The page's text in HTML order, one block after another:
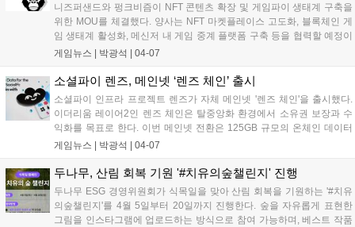
니즈퍼샌드와 펑크비즘이 NFT 콘텐츠 확장 및 게임파이 생태계 구축을
위한 MOU를 체결했다. 양사는 NFT 마켓플레이스 고도화, 블록체인 게
임 생태계 활성화, 메신저 내 게임 중계 플랫폼 구축 등을 협력할 예정이
다. 펑크비즘은 새로운 NFT 프로젝트 '펑키 소사이어티'를 출시하여 K-
용한 T2E 게임 '토마콩즈'를 론칭했다....
게임뉴스 | 박광석 | 04-07
소셜파이 렌즈, 메인넷 ‘렌즈 체인’ 출시
소셜파이 인프라 프로젝트 렌즈가 자체 메인넷 '렌즈 체인'을 출시했다.
이더리움 레이어2인 렌즈 체인은 탈중앙화 환경에서 소유권 보장과 수
익화를 목표로 한다. 이번 메인넷 전환은 125GB 규모의 온체인 데이터
이전이 포함되었으며, 65만 개 이상의 이용자 프로필, 2800만 건의 소셜
어베일의 데이터 가용성을 활용해 대규모 소셜 데이터를 안정적으로 기
게임뉴스 | 박광석 | 04-07
두나무, 산림 회복 기원 '#치유의숲챌린지' 진행
두나무 ESG 경영위원회가 식목일을 맞아 산림 회복을 기원하는 '#치유
의숲챌린지'를 4월 5일부터 20일까지 진행한다. 숲을 자유롭게 표현한
그림을 인스타그램에 업로드하는 방식으로 참여 가능하며, 베스트 작품